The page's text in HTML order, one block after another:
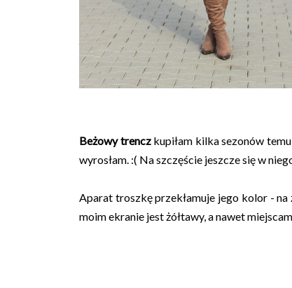
Beżowy trenczkupiłam kilka sezonów
wyrosłam. :( Na szczęście jeszcze się w
Aparat troszkę przekłamuje jego kolor -
moim ekranie jest żółtawy, a nawet